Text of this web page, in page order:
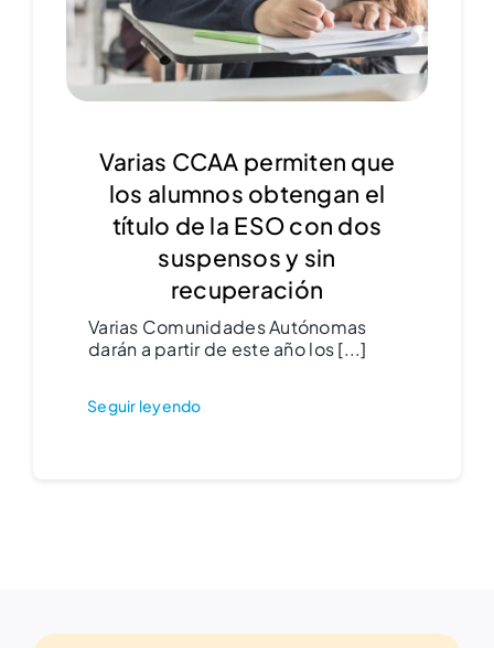
Varias CCAA permiten que
los alumnos obtengan el
título de la ESO con dos
suspensos y sin
recuperación
Varias Comunidades Autónomas
darán a partir de este año los [...]
Seguir leyendo